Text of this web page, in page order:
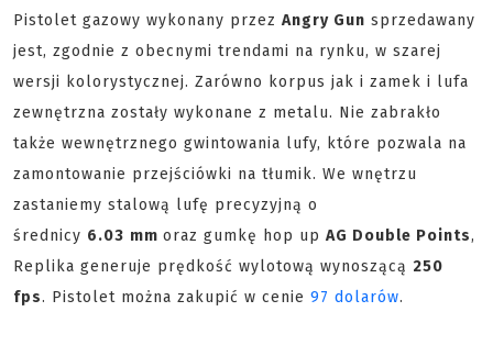
Pistolet gazowy wykonany przez Angry Gun sprzedawany
jest, zgodnie z obecnymi trendami na rynku, w szarej
wersji kolorystycznej. Zarówno korpus jak i zamek i lufa
zewnętrzna zostały wykonane z metalu. Nie zabrakło
także wewnętrznego gwintowania lufy, które pozwala na
zamontowanie przejściówki na tłumik. We wnętrzu
zastaniemy stalową lufę precyzyjną o
średnicy 6.03 mm oraz gumkę hop up AG Double Points,
Replika generuje prędkość wylotową wynoszącą 250
fps. Pistolet można zakupić w cenie 97 dolarów.